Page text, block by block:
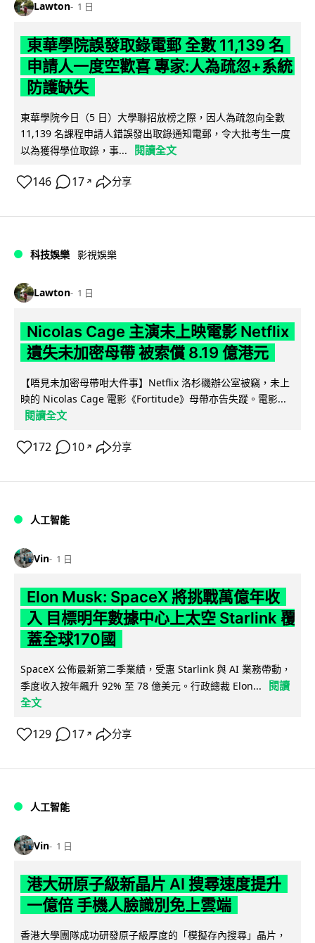
Lawton 1 日
東華學院誤發取錄電郵 全數 11,139 名
申請人一度空歡喜 專家:人為疏忽+系統
防護缺失
東華學院今日（5 日）大學聯招放榜之際，因人為疏忽向全數
11,139 名課程申請人錯誤發出取錄通知電郵，令大批考生一度
以為獲得學位取錄，事...
閱讀全文
146 17 ↗ 分享
科技娛樂 影視娛樂
Lawton 1 日
Nicolas Cage 主演未上映電影 Netflix
遺失未加密母帶 被索償 8.19 億港元
【唔見未加密母帶咁大件事】Netflix 洛杉磯辦公室被竊，未上
映的 Nicolas Cage 電影《Fortitude》母帶亦告失蹤。電影...
閱讀全文
172 10 ↗ 分享
人工智能
Vin 1 日
Elon Musk: SpaceX 將挑戰萬億年收
入 目標明年數據中心上太空 Starlink 覆
蓋全球170國
SpaceX 公佈最新第二季業績，受惠 Starlink 與 AI 業務帶動，
季度收入按年飆升 92% 至 78 億美元。行政總裁 Elon...
閱讀
全文
129 17 ↗ 分享
人工智能
Vin 1 日
港大研原子級新晶片 AI 搜尋速度提升
一億倍 手機人臉識別免上雲端
香港大學團隊成功研發原子級厚度的「模擬存內搜尋」晶片，